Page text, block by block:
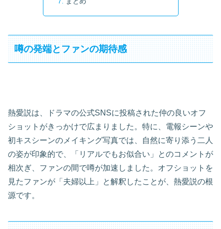
噂の発端とファンの期待感
熱愛説は、ドラマの公式SNSに投稿された仲の良いオフ
ショットがきっかけで広まりました。特に、電報シーンや
初キスシーンのメイキング写真では、自然に寄り添う二人
の姿が印象的で、「リアルでもお似合い」とのコメントが
相次ぎ、ファンの間で噂が加速しました。オフショットを
見たファンが「夫婦以上」と解釈したことが、熱愛説の根
源です。